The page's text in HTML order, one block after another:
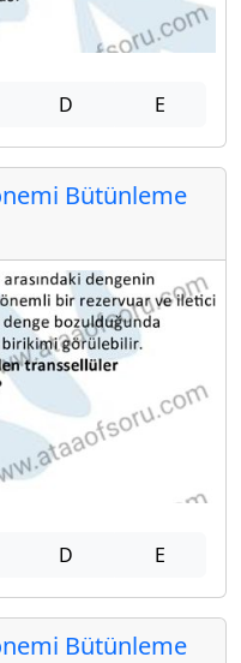
D E
Bütünleme
D E
Bütünleme